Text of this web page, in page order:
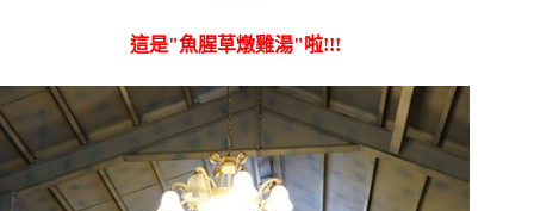
這是"魚腥草燉雞湯"啦!!!